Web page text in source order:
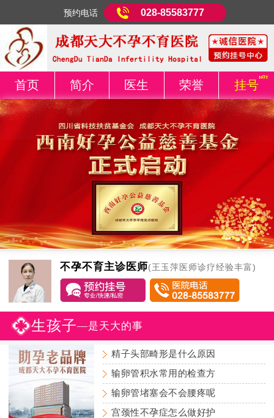
预约电话 028-85583777
首页 简介 医生 荣誉 挂号
不孕不育主诊医师(王玉萍医师诊疗经验丰富)
生孩子—是天大的事
精子头部畸形是什么原因
输卵管积水常用的检查方
输卵管堵塞会不会腰疼呢
宫颈性不孕症怎么做好护